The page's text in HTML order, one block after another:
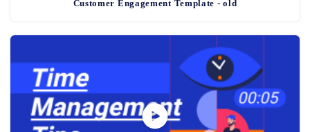
Customer Engagement Template - old